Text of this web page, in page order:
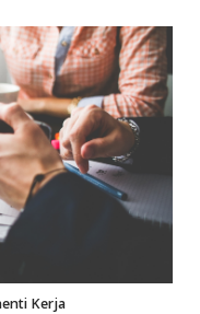
Kerja